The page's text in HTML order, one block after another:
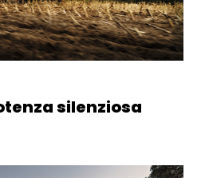
silenziosa